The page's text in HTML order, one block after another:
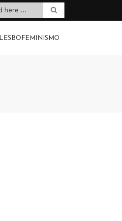
LESBOFEMINISMO